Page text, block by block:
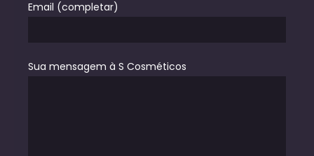
Email (completar)
Sua mensagem à S Cosméticos